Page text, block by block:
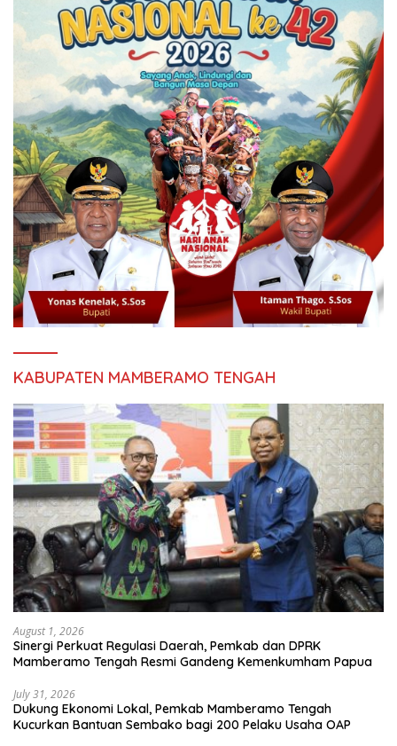
KABUPATEN MAMBERAMO TENGAH
August 1, 2026
Sinergi Perkuat Regulasi Daerah, Pemkab dan DPRK
Mamberamo Tengah Resmi Gandeng Kemenkumham Papua
July 31, 2026
Dukung Ekonomi Lokal, Pemkab Mamberamo Tengah
Kucurkan Bantuan Sembako bagi 200 Pelaku Usaha OAP